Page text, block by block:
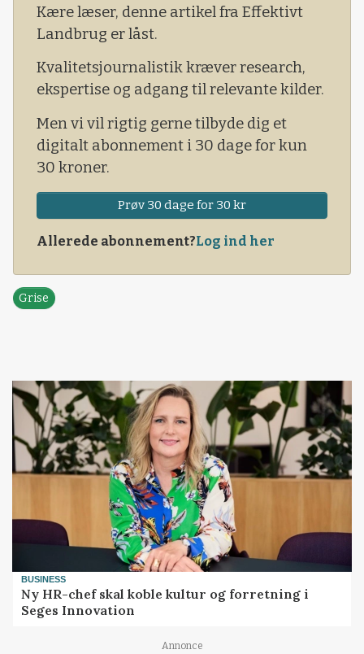
Kære læser, denne artikel fra Effektivt
Landbrug er låst.
Kvalitetsjournalistik kræver research,
ekspertise og adgang til relevante kilder.
Men vi vil rigtig gerne tilbyde dig et
digitalt abonnement i 30 dage for kun
30 kroner.
Prøv 30 dage for 30 kr
Allerede abonnement?Log ind her
Grise
BUSINESS
Ny HR-chef skal koble kultur og forretning i
Seges Innovation
Annonce